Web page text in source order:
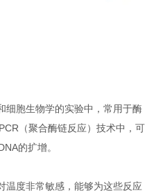
胞生物学的实验中，常用于酶
（聚合酶链反应）技术中，可
的扩增。
度非常敏感，能够为这些反应